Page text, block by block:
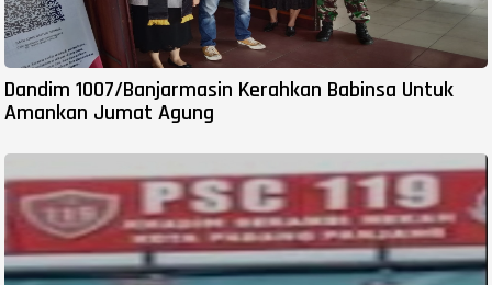
Dandim 1007/Banjarmasin Kerahkan Babinsa Untuk
Amankan Jumat Agung